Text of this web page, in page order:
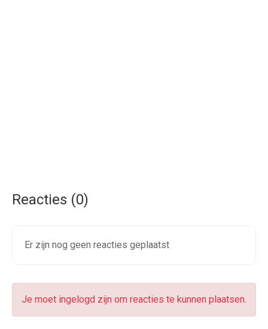
Je moet ingelogd zijn om reacties te kunnen plaatsen.